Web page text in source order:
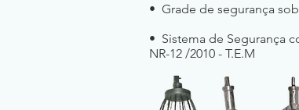
• Grade de segurança
• Sistema de Segurança
NR-12 /2010 - T.E.M